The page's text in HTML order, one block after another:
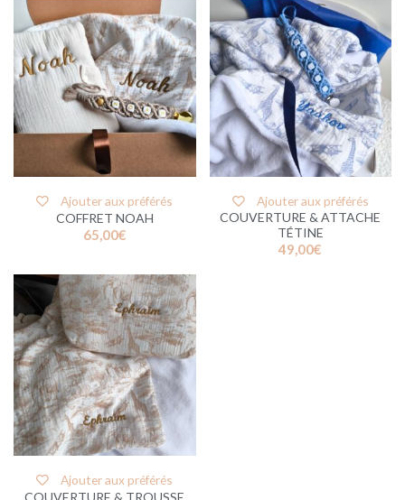
Ajouter aux préférés
COFFRET NOAH
65,00€
Ajouter aux préférés
COUVERTURE & ATTACHE
TÉTINE
49,00€
Ajouter aux préférés